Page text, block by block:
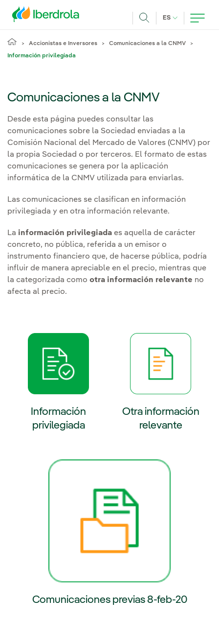
ES IDIOMA
Accionistas e Inversores Comunicaciones a la CNMV
Información privilegiada
Comunicaciones a la CNMV
Desde esta página puedes consultar las
comunicaciones sobre la Sociedad enviadas a la
Comisión Nacional del Mercado de Valores (CNMV) por
la propia Sociedad o por terceros. El formato de estas
comunicaciones se genera por la aplicación
informática de la CNMV utilizada para enviarlas.
Las comunicaciones se clasifican en información
privilegiada y en otra información relevante.
La información privilegiada es aquella de carácter
concreto, no pública, referida a un emisor o
instrumento financiero que, de hacerse pública, podría
influir de manera apreciable en el precio, mientras que
la categorizada como otra información relevante no
afecta al precio.
Información
privilegiada
se abre en ventana nueva.
Otra información
relevante
Enlace externo, se abre en
Comunicaciones previas 8-feb-20